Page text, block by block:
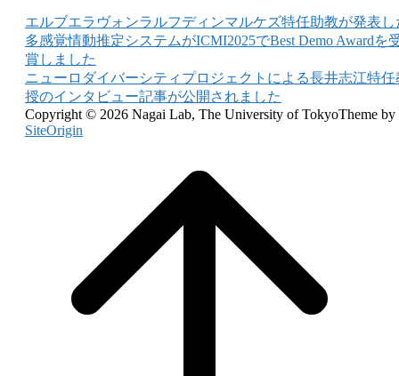
Post
navigation
エルブエラヴォンラルフディンマルケズ特任助教が発表し
多感覚情動推定システムがICMI2025でBest Demo Awardを
賞しました
ニューロダイバーシティプロジェクトによる長井志江特任
授のインタビュー記事が公開されました
Copyright © 2026 Nagai Lab, The University of TokyoTheme by
SiteOrigin